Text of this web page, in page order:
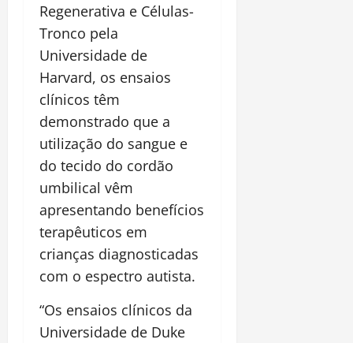
Regenerativa e Células-
Tronco pela
Universidade de
Harvard, os ensaios
clínicos têm
demonstrado que a
utilização do sangue e
do tecido do cordão
umbilical vêm
apresentando benefícios
terapêuticos em
crianças diagnosticadas
com o espectro autista.
“Os ensaios clínicos da
Universidade de Duke